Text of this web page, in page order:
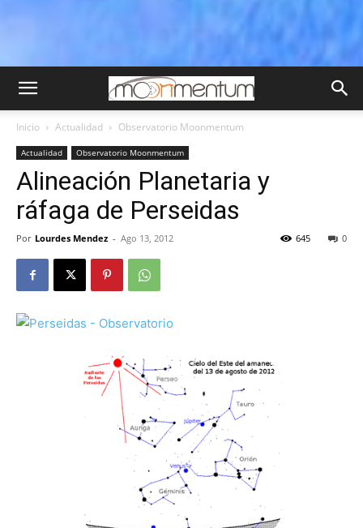
Inicio Actualidad Observatorio Moonmentum
Actualidad Observatorio Moonmentum
Alineación Planetaria y
ráfaga de Perseidas
Por Lourdes Mendez - Ago 13, 2012 0
645